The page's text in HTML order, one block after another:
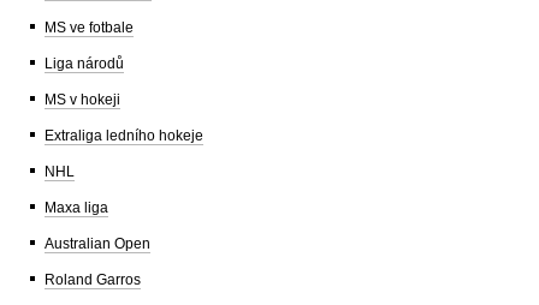
MS ve fotbale
Liga národů
MS v hokeji
Extraliga ledního hokeje
NHL
Maxa liga
Australian Open
Roland Garros